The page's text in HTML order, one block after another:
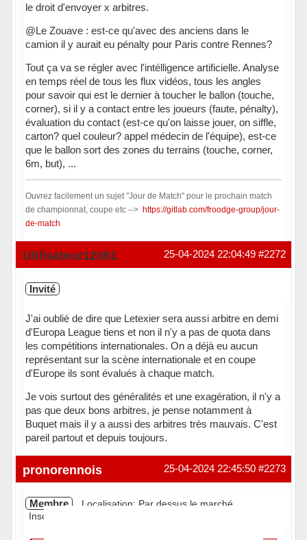
le droit d'envoyer x arbitres.
@Le Zouave : est-ce qu'avec des anciens dans le
camion il y aurait eu pénalty pour Paris contre Rennes?
Tout ça va se régler avec l'intélligence artificielle. Analyse
en temps réel de tous les flux vidéos, tous les angles
pour savoir qui est le dernier à toucher le ballon (touche,
corner), si il y a contact entre les joueurs (faute, pénalty),
évaluation du contact (est-ce qu'on laisse jouer, on siffle,
carton? quel couleur? appel médecin de l'équipe), est-ce
que le ballon sort des zones du terrains (touche, corner,
6m, but), ...
Ouvrez facilement un sujet "Jour de Match" pour le prochain match
de championnat, coupe etc --> https://gitlab.com/froodge-group/jour-
de-match
Hors ligne #2272
25-04-2024 22:04:49
Utilisateur12081
Invité
J'ai oublié de dire que Letexier sera aussi arbitre en demi
d'Europa League tiens et non il n'y a pas de quota dans
les compétitions internationales. On a déjà eu aucun
représentant sur la scène internationale et en coupe
d'Europe ils sont évalués à chaque match.
Je vois surtout des généralités et une exagération, il n'y a
pas que deux bons arbitres, je pense notamment à
Buquet mais il y a aussi des arbitres très mauvais. C'est
pareil partout et depuis toujours.
#2273
25-04-2024 22:45:50
pronorennois
Membre
Localisation: Par dessus le marché
Inscrit(e): 21-02-2011